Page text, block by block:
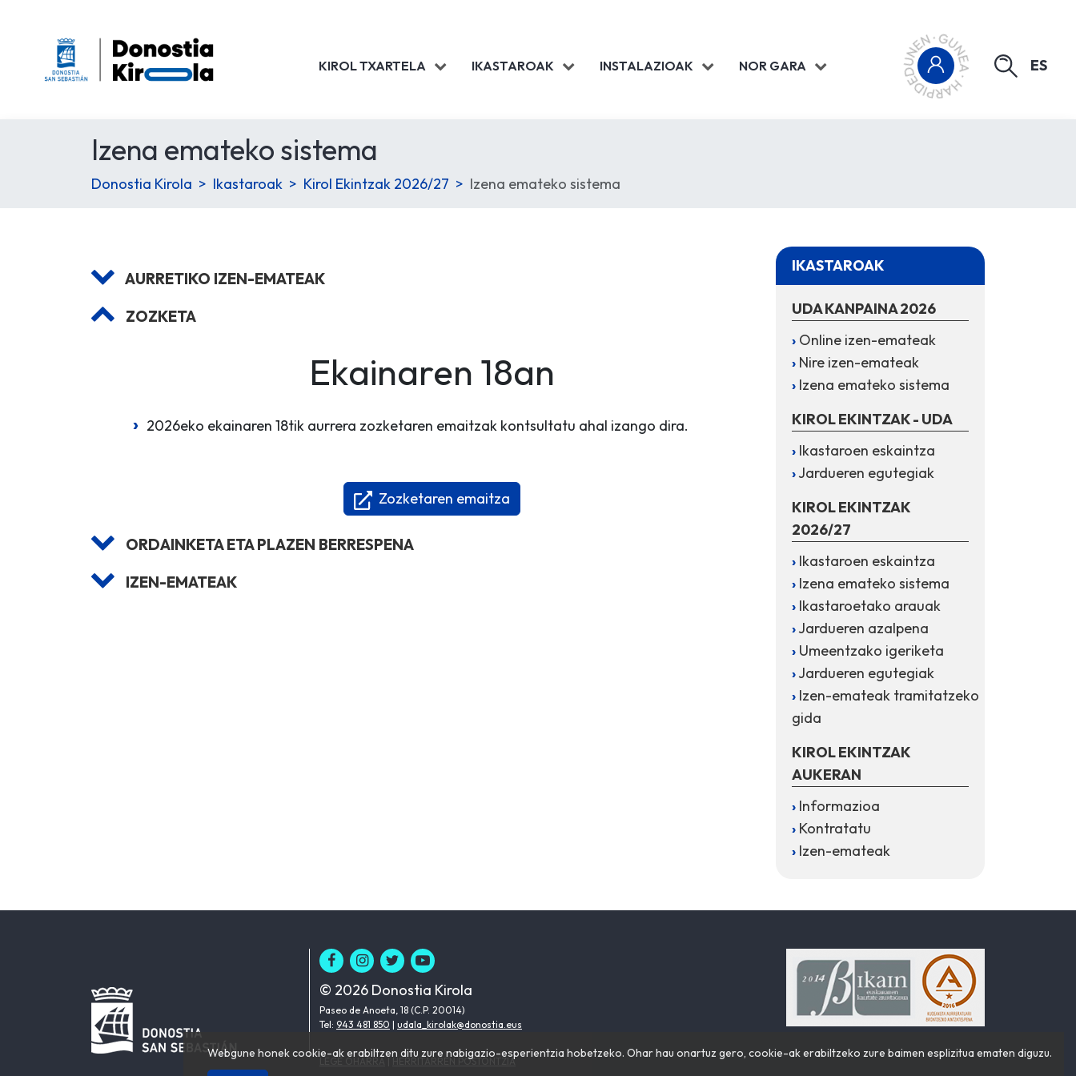
KIROL TXARTELA IKASTAROAK INSTALAZIOAK NOR GARA ES
Izena emateko sistema
Donostia Kirola Ikastaroak Kirol Ekintzak 2026/27 Izena emateko sistema
AURRETIKO IZEN-EMATEAK
ZOZKETA
Ekainaren 18an
2026eko ekainaren 18tik aurrera zozketaren emaitzak kontsultatu ahal izango dira.
Zozketaren emaitza
ORDAINKETA ETA PLAZEN BERRESPENA
IZEN-EMATEAK
IKASTAROAK
UDA KANPAINA 2026
Online izen-emateak
Nire izen-emateak
Izena emateko sistema
KIROL EKINTZAK - UDA
Ikastaroen eskaintza
Jardueren egutegiak
KIROL EKINTZAK
2026/27
Ikastaroen eskaintza
Izena emateko sistema
Ikastaroetako arauak
Jardueren azalpena
Umeentzako igeriketa
Jardueren egutegiak
Izen-emateak tramitatzeko
gida
KIROL EKINTZAK
AUKERAN
Informazioa
Kontratatu
Izen-emateak
© 2026 Donostia Kirola
Paseo de Anoeta, 18 (C.P. 20014)
Tel: 943 481 850 | udala_kirolak@donostia.eus
HERRITARREN POSTONTZIA
Webgune honek cookie-ak erabiltzen ditu zure nabigazio-esperientzia hobetzeko. Ohar hau onartuz gero, cookie-ak erabiltzeko zure baimen esplizitua ematen diguzu.